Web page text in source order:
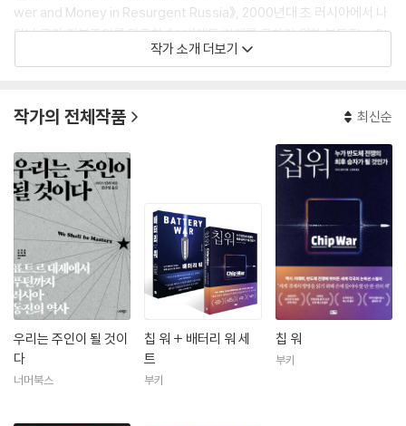
wer and Money in Resurgent Russia》, 2000년대 초 러시아에서 나
타난 국가 자본주의를 탐구한 《소비에트 경제를 구하기 위한 분투The St
ruggle to Save the Soviet Economy》, 차르가 다스리던 시절부터 지
아 동진의 역사We Shall Be Masters: Russian Pivots to East Asia f
rom Peter the Great to Putin》 등이 있다. 예일대학교에서 석사와 박
사 학위를 받았고 하버드대학교에서 역사를 전공했다. 추가적인 정보는 홈
페이지에서 확인 가능하다.
작가 소개 더보기
작가의 전체작품 최신순
우리는 주인이 될 것이
다
너머북스
칩 워 + 배터리 워 세
트
부키
칩 워
부키